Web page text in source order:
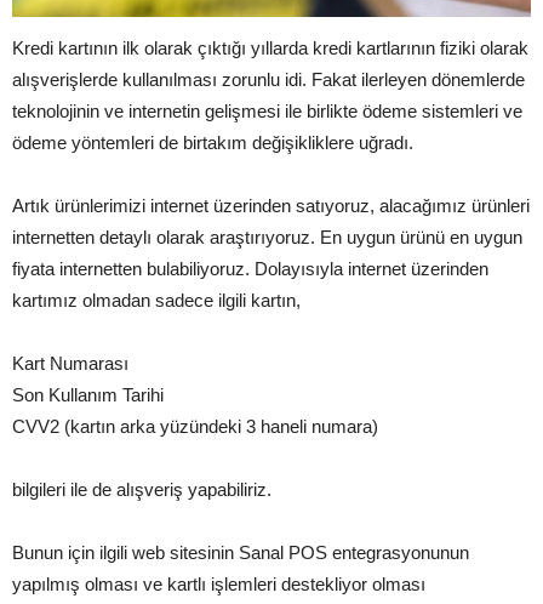
Kredi kartının ilk olarak çıktığı yıllarda kredi kartlarının fiziki olarak
alışverişlerde kullanılması zorunlu idi. Fakat ilerleyen dönemlerde
teknolojinin ve internetin gelişmesi ile birlikte ödeme sistemleri ve
ödeme yöntemleri de birtakım değişikliklere uğradı.
Artık ürünlerimizi internet üzerinden satıyoruz, alacağımız ürünleri
internetten detaylı olarak araştırıyoruz. En uygun ürünü en uygun
fiyata internetten bulabiliyoruz. Dolayısıyla internet üzerinden
kartımız olmadan sadece ilgili kartın,
Kart Numarası
Son Kullanım Tarihi
CVV2 (kartın arka yüzündeki 3 haneli numara)
bilgileri ile de alışveriş yapabiliriz.
Bunun için ilgili web sitesinin Sanal POS entegrasyonunun
yapılmış olması ve kartlı işlemleri destekliyor olması